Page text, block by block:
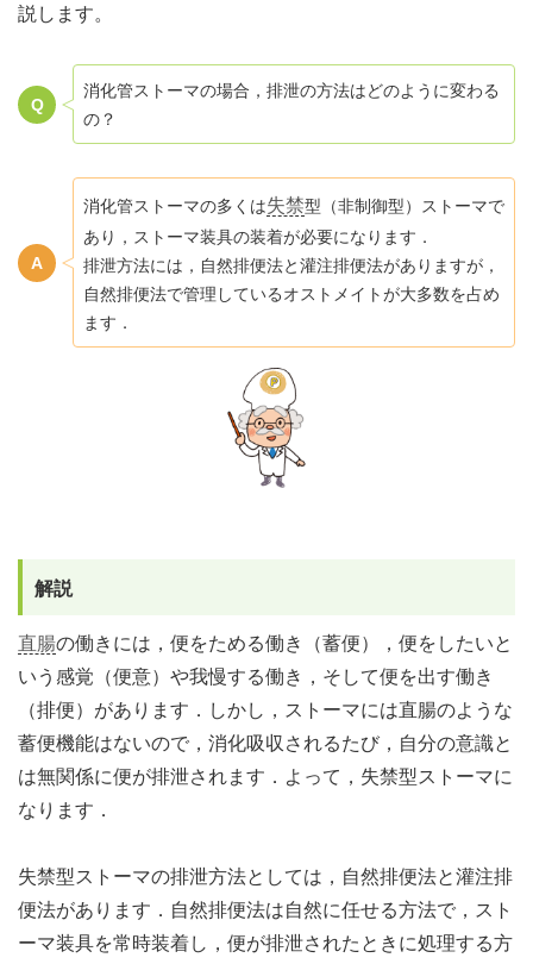
説します。
消化管ストーマの場合，排泄の方法はどのように変わる
の？
消化管ストーマの多くは失禁型（非制御型）ストーマで
あり，ストーマ装具の装着が必要になります．
排泄方法には，自然排便法と灌注排便法がありますが，
自然排便法で管理しているオストメイトが大多数を占め
ます．
解説
直腸の働きには，便をためる働き（蓄便），便をしたいと
いう感覚（便意）や我慢する働き，そして便を出す働き
（排便）があります．しかし，ストーマには直腸のような
蓄便機能はないので，消化吸収されるたび，自分の意識と
は無関係に便が排泄されます．よって，失禁型ストーマに
なります．
失禁型ストーマの排泄方法としては，自然排便法と灌注排
便法があります．自然排便法は自然に任せる方法で，スト
ーマ装具を常時装着し，便が排泄されたときに処理する方